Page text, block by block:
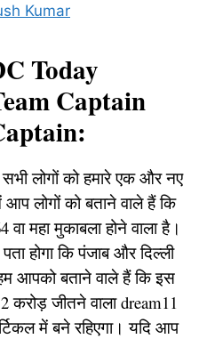
Kumar
Today
Captain
लोगों को हमारे एक और नए
लोगों को बताने वाले हैं कि
महा मुकाबला होने वाला है।
होगा कि पंजाब और दिल्ली
आपको बताने वाले हैं कि इस
जीतने वाला dream11
में बने रहिएगा। यदि आप